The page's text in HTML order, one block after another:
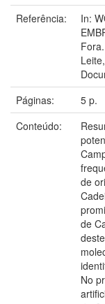
Referência:
In:
Páginas:
5 p.
Conteúdo:
de
de
No